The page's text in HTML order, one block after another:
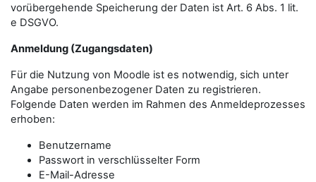
vorübergehende Speicherung der Daten ist Art. 6 Abs. 1 lit.
e DSGVO.
Anmeldung (Zugangsdaten)
Für die Nutzung von Moodle ist es notwendig, sich unter
Angabe personenbezogener Daten zu registrieren.
Folgende Daten werden im Rahmen des Anmeldeprozesses
erhoben:
Benutzername
Passwort in verschlüsselter Form
E-Mail-Adresse